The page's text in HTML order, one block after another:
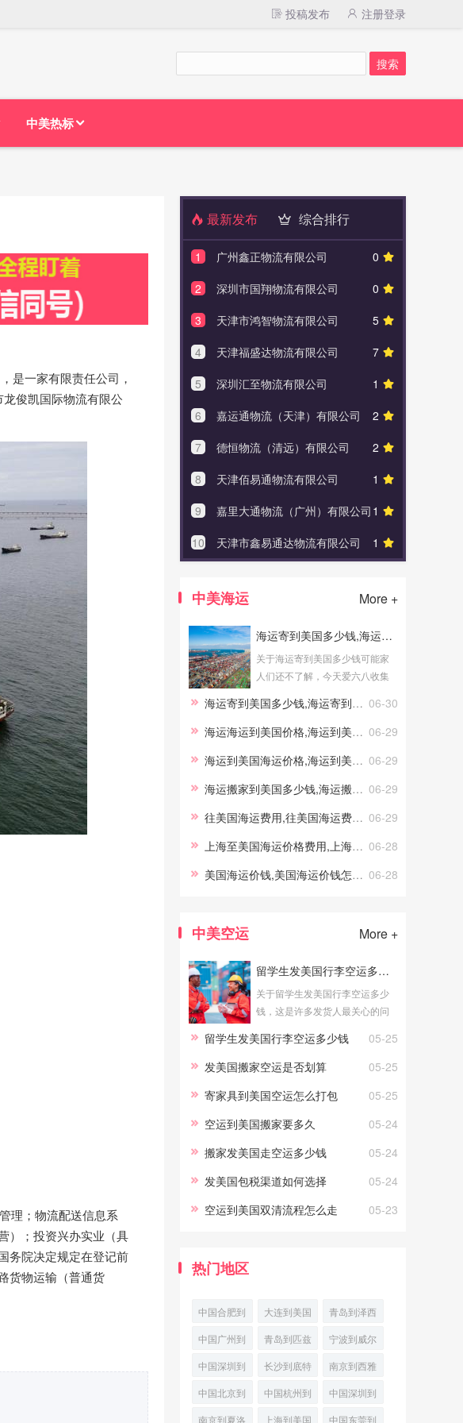
投稿发布 注册登录
中美热标
是一家有限责任公司，
俊凯国际物流有限公
理；物流配送信息系
）；投资兴办实业（具
务院决定规定在登记前
货物运输（普通货
最新发布 综合排行
0
1
广州鑫正物流有限公司
0
2
深圳市国翔物流有限公司
5
3
天津市鸿智物流有限公司
7
4
天津福盛达物流有限公司
1
5
深圳汇至物流有限公司
2
6
嘉运通物流（天津）有限公司
2
7
德恒物流（清远）有限公司
1
8
天津佰易通物流有限公司
1
9
嘉里大通物流（广州）有限公司
1
10 天津市鑫易通达物流有限公司
中美海运 More +
海运寄到美国多少钱,海运寄到美国多少钱一公斤
关于海运寄到美国多少钱可能家
人们还不了解，今天爱六八收集
为大家介绍：海运寄到美国多少
钱及海运寄到美国多少钱一公斤
06-30
海运寄到美国多少钱,海运寄到美国多少钱一公斤
06-29
海运海运到美国价格,海运到美国的价格查询
06-29
海运到美国海运价格,海运到美国海运价格多少
06-29
海运搬家到美国多少钱,海运搬家到美国多少钱
06-29
往美国海运费用,往美国海运费用案例
06-28
上海至美国海运价格费用,上海至美国海运价格费用多少
06-28
美国海运价钱,美国海运价钱怎么算
中美空运 More +
留学生发美国行李空运多少钱
关于留学生发美国行李空运多少
钱，这是许多发货人最关心的问
格相对较高，但时效优势明显。
本文将为您详细分析留学生发美
05-25
留学生发美国行李空运多少钱
05-25
发美国搬家空运是否划算
05-25
寄家具到美国空运怎么打包
05-24
空运到美国搬家要多久
05-24
搬家发美国走空运多少钱
05-24
发美国包税渠道如何选择
05-23
空运到美国双清流程怎么走
热门地区
中国合肥到
菲尼克斯
(Phoenix)
大连到美国
波士顿国际
空运
青岛到泽西
城海上运输
中国广州到
西雅图空运
派送
青岛到匹兹
堡
(Pittsburgh)
宁波到威尔
明顿散货船
运输
中国深圳到
梅德福普货
空运
长沙到底特
律航空快递
南京到西雅
图多式联运
中国北京到
奥克兰门到
中国杭州到
美国威尔明
中国深圳到
美国苏福尔
南京到夏洛 上海到美国 中国东莞到